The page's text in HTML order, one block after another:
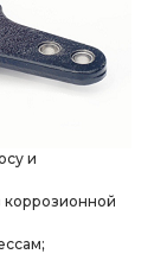
и
коррозионной